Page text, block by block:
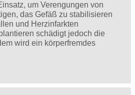
um Verengungen von
das Gefäß zu stabilisieren
und Herzinfarkten
schädigt jedoch die
wird ein körperfremdes